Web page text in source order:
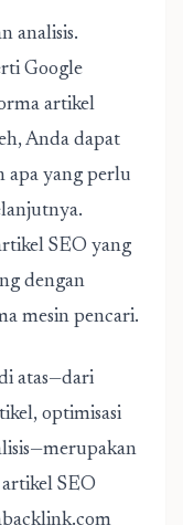
analisis.
Google
artikel
Anda dapat
apa yang perlu
SEO yang
dengan
mesin pencari.
atas—dari
optimisasi
SEO